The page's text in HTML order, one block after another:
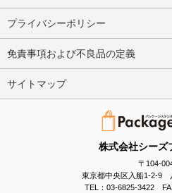
株式会社シーズ
〒104-
東京都中央区入船1-2-9
TEL：03-6825-3422
プライバシーポリシー
免責事項および不良品の定義
サイトマップ